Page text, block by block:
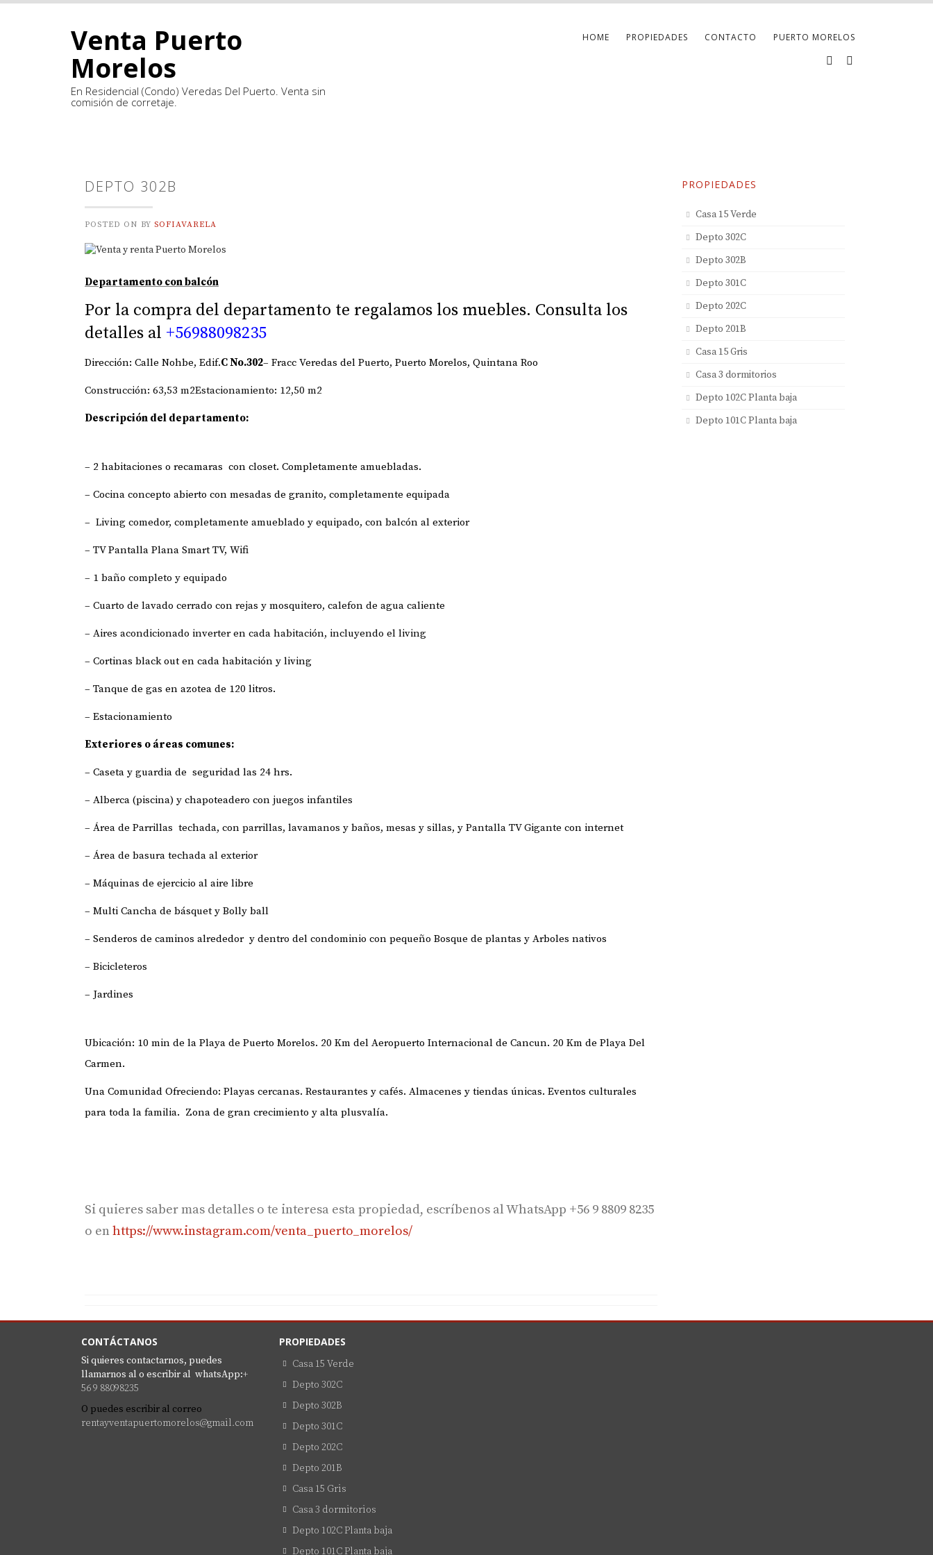
Venta Puerto
Morelos
En Residencial (Condo) Veredas Del Puerto. Venta sin
comisión de corretaje.
HOME PROPIEDADES CONTACTO PUERTO MORELOS
DEPTO 302B
POSTED ON BY SOFIAVARELA
Departamento con balcón
Por la compra del departamento te regalamos los muebles. Consulta los
detalles al +56988098235
Dirección: Calle Nohbe, Edif.C No.302– Fracc Veredas del Puerto, Puerto Morelos, Quintana Roo
Construcción: 63,53 m2Estacionamiento: 12,50 m2
Descripción del departamento:
– 2 habitaciones o recamaras con closet. Completamente amuebladas.
– Cocina concepto abierto con mesadas de granito, completamente equipada
– Living comedor, completamente amueblado y equipado, con balcón al exterior
– TV Pantalla Plana Smart TV, Wifi
– 1 baño completo y equipado
– Cuarto de lavado cerrado con rejas y mosquitero, calefon de agua caliente
– Aires acondicionado inverter en cada habitación, incluyendo el living
– Cortinas black out en cada habitación y living
– Tanque de gas en azotea de 120 litros.
– Estacionamiento
Exteriores o áreas comunes:
– Caseta y guardia de seguridad las 24 hrs.
– Alberca (piscina) y chapoteadero con juegos infantiles
– Área de Parrillas techada, con parrillas, lavamanos y baños, mesas y sillas, y Pantalla TV Gigante con internet
– Área de basura techada al exterior
– Máquinas de ejercicio al aire libre
– Multi Cancha de básquet y Bolly ball
– Senderos de caminos alrededor y dentro del condominio con pequeño Bosque de plantas y Arboles nativos
– Bicicleteros
– Jardines
Ubicación: 10 min de la Playa de Puerto Morelos. 20 Km del Aeropuerto Internacional de Cancun. 20 Km de Playa Del
Carmen.
Una Comunidad Ofreciendo: Playas cercanas. Restaurantes y cafés. Almacenes y tiendas únicas. Eventos culturales
para toda la familia. Zona de gran crecimiento y alta plusvalía.
Si quieres saber mas detalles o te interesa esta propiedad, escríbenos al WhatsApp +56 9 8809 8235
o enhttps://www.instagram.com/venta_puerto_morelos/
PROPIEDADES
Casa 15 Verde
Depto 302C
Depto 302B
Depto 301C
Depto 202C
Depto 201B
Casa 15 Gris
Casa 3 dormitorios
Depto 102C Planta baja
Depto 101C Planta baja
CONTÁCTANOS
Si quieres contactarnos, puedes
llamarnos al o escribir al whatsApp:+
56 9 88098235
O puedes escribir al correo
rentayventapuertomorelos@gmail.com
PROPIEDADES
Casa 15 Verde
Depto 302C
Depto 302B
Depto 301C
Depto 202C
Depto 201B
Casa 15 Gris
Casa 3 dormitorios
Depto 102C Planta baja
Depto 101C Planta baja